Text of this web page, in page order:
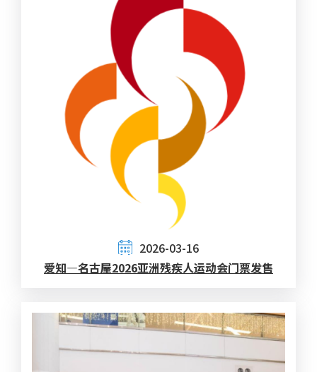
2026-03-16
爱知—名古屋2026亚洲残疾人运动会门票发售